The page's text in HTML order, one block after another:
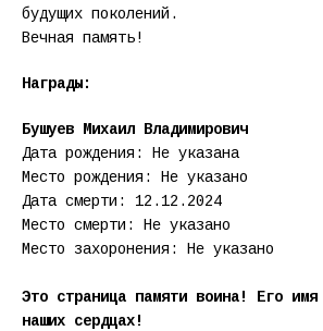
будущих поколений.
Вечная память!
Награды:
Бушуев Михаил Владимирович
Дата рождения: Не указана
Место рождения: Не указано
Дата смерти: 12.12.2024
Место смерти: Не указано
Место захоронения: Не указано
Это страница памяти воина! Его имя
наших сердцах!